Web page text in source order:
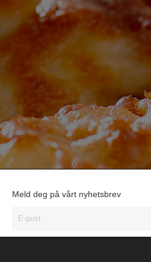
Meld deg på vårt nyhetsbrev